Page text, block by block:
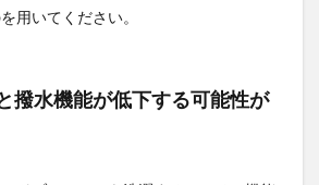
用いてください。
撥水機能が低下する可能性が